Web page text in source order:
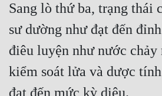
Kỳ Huyễn
Làm Giàu
Sang lò thứ ba, trạng thái
sư dường như đạt đến
điêu luyện như nước
kiểm soát lửa và dược